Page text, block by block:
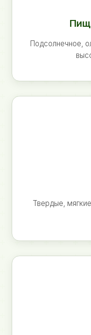
Подсолнечное,
Твердые,